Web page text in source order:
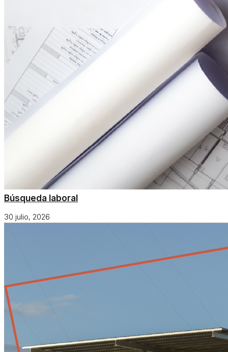
Búsqueda laboral
30 julio, 2026